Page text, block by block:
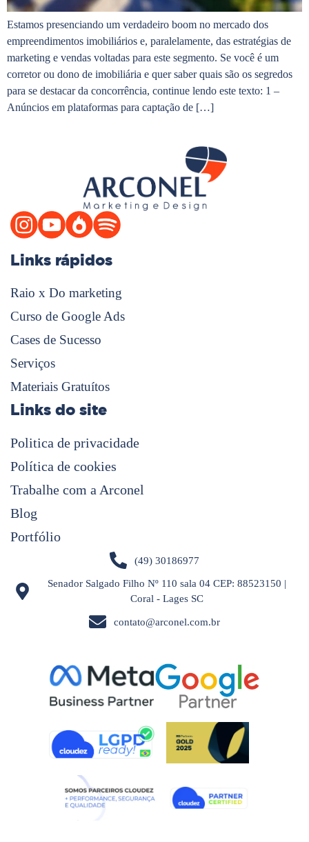
Estamos presenciando um verdadeiro boom no mercado dos
empreendimentos imobiliários e, paralelamente, das estratégias de
marketing e vendas voltadas para este segmento. Se você é um
corretor ou dono de imobiliária e quer saber quais são os segredos
para se destacar da concorrência, continue lendo este texto: 1 –
Anúncios em plataformas para captação de […]
Links rápidos
Raio x Do marketing
Curso de Google Ads
Cases de Sucesso
Serviços
Materiais Gratuítos
Links do site
Politica de privacidade
Política de cookies
Trabalhe com a Arconel
Blog
Portfólio
(49) 30186977
Senador Salgado Filho Nº 110 sala 04 CEP: 88523150 |
Coral - Lages SC
contato@arconel.com.br